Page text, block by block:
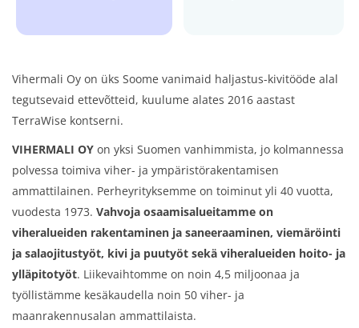
Vihermali Oy on üks Soome vanimaid haljastus-kivitööde alal
tegutsevaid ettevõtteid, kuulume alates 2016 aastast
TerraWise kontserni.
VIHERMALI OY on yksi Suomen vanhimmista, jo kolmannessa
polvessa toimiva viher- ja ympäristörakentamisen
ammattilainen. Perheyrityksemme on toiminut yli 40 vuotta,
vuodesta 1973. Vahvoja osaamisalueitamme on
viheralueiden rakentaminen ja saneeraaminen, viemäröinti
ja salaojitustyöt, kivi ja puutyöt sekä viheralueiden hoito- ja
ylläpitotyöt. Liikevaihtomme on noin 4,5 miljoonaa ja
työllistämme kesäkaudella noin 50 viher- ja
maanrakennusalan ammattilaista.